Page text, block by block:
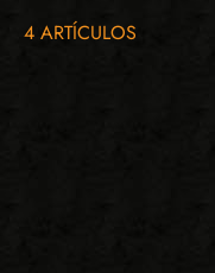
4 ARTÍCULOS